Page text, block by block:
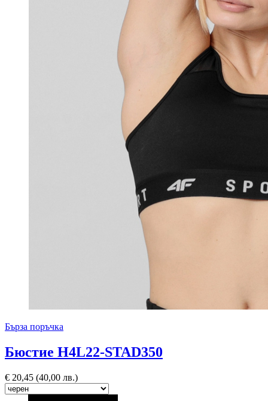
Бърза поръчка
Бюстие H4L22-STAD350
€ 20,45 (40,00 лв.)